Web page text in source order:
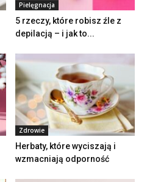
Pielęgnacja
5 rzeczy, które robisz źle z
depilacją – i jak to...
Zdrowie
Herbaty, które wyciszają i
wzmacniają odporność